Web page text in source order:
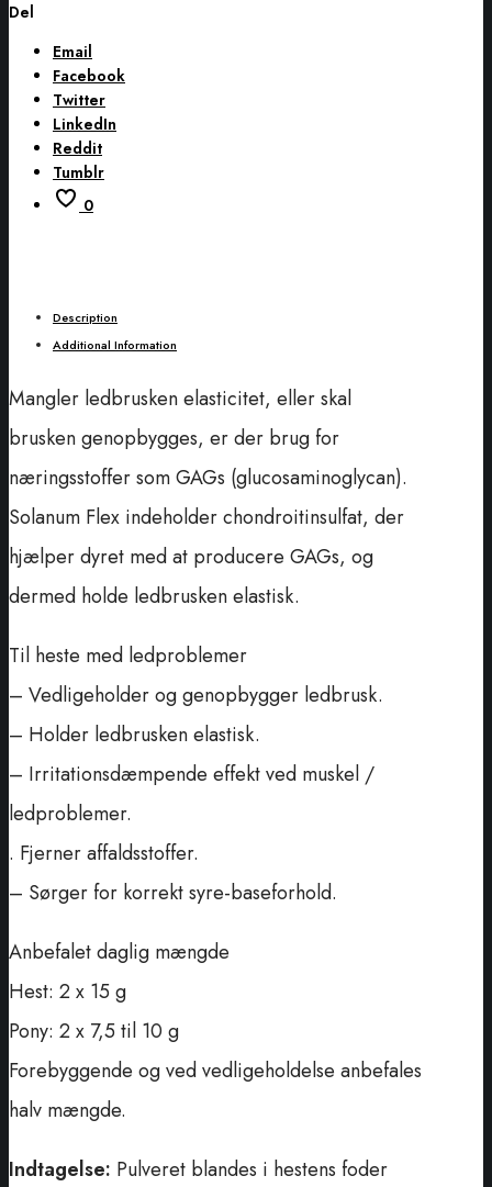
Del
Email
Facebook
Twitter
LinkedIn
Reddit
Tumblr
0
Description
Additional Information
Mangler ledbrusken elasticitet, eller skal
brusken genopbygges, er der brug for
næringsstoffer som GAGs (glucosaminoglycan).
Solanum Flex indeholder chondroitinsulfat, der
hjælper dyret med at producere GAGs, og
dermed holde ledbrusken elastisk.
Til heste med ledproblemer
– Vedligeholder og genopbygger ledbrusk.
– Holder ledbrusken elastisk.
– Irritationsdæmpende effekt ved muskel /
ledproblemer.
. Fjerner affaldsstoffer.
– Sørger for korrekt syre-baseforhold.
Anbefalet daglig mængde
Hest: 2 x 15 g
Pony: 2 x 7,5 til 10 g
Forebyggende og ved vedligeholdelse anbefales
halv mængde.
Indtagelse: Pulveret blandes i hestens foder